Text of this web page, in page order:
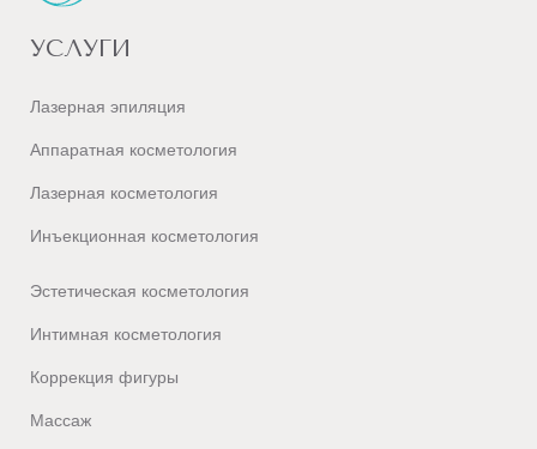
УСЛУГИ
Лазерная эпиляция
Аппаратная косметология
Лазерная косметология
Инъекционная косметология
Эстетическая косметология
Интимная косметология
Коррекция фигуры
Массаж